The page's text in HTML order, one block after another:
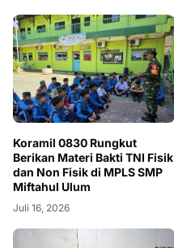
Koramil 0830 Rungkut
Berikan Materi Bakti TNI Fisik
dan Non Fisik di MPLS SMP
Miftahul Ulum
Juli 16, 2026